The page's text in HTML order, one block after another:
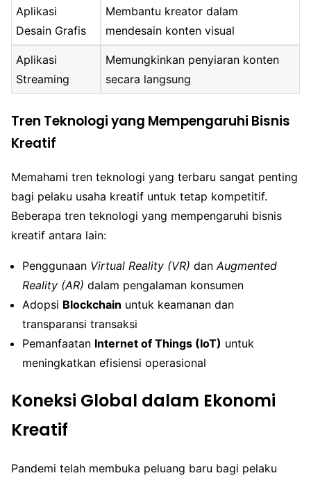
Aplikasi
Desain Grafis
Membantu kreator dalam
mendesain konten visual
Aplikasi
Streaming
Memungkinkan penyiaran konten
secara langsung
Tren Teknologi yang Mempengaruhi Bisnis
Kreatif
Memahami tren teknologi yang terbaru sangat penting
bagi pelaku usaha kreatif untuk tetap kompetitif.
Beberapa tren teknologi yang mempengaruhi bisnis
kreatif antara lain:
Penggunaan Virtual Reality (VR) danAugmented
Reality (AR) dalam pengalaman konsumen
Adopsi Blockchain untuk keamanan dan
transparansi transaksi
Pemanfaatan Internet of Things (IoT) untuk
meningkatkan efisiensi operasional
Koneksi Global dalam Ekonomi
Kreatif
Pandemi telah membuka peluang baru bagi pelaku